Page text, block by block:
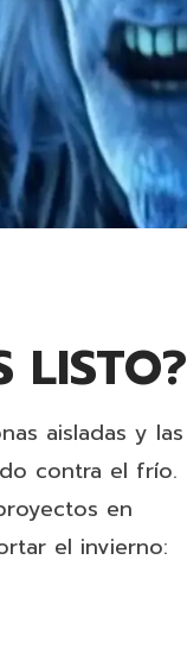
LISTO?
aisladas y las
contra el frío.
en
el invierno: